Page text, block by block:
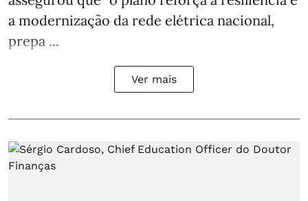
a modernização da rede elétrica nacional,
prepa ...
Ver mais